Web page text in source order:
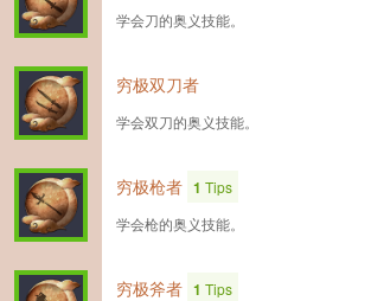
学会刀的奥义技能。
穷极双刀者
学会双刀的奥义技能。
穷极枪者 1 Tips
学会枪的奥义技能。
穷极斧者 1 Tips